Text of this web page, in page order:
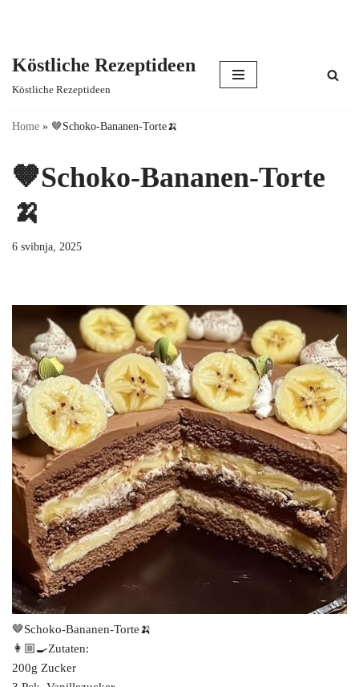
content
Köstliche Rezeptideen
Köstliche Rezeptideen
Home » 🤎Schoko-Bananen-Torte🍌
🤎Schoko-Bananen-Torte
🍌
6 svibnja, 2025
🤎Schoko-Bananen-Torte🍌
👩🏼‍🍳Zutaten:
200g Zucker